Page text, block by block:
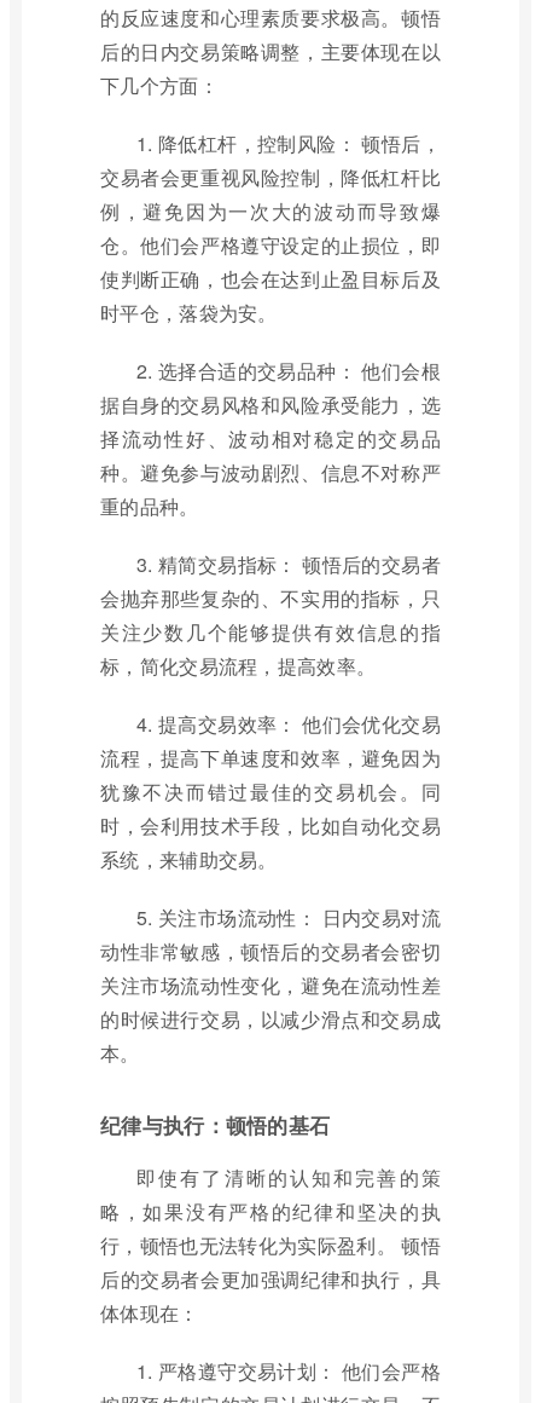
的反应速度和心理素质要求极高。顿悟
后的日内交易策略调整，主要体现在以
下几个方面：
1. 降低杠杆，控制风险： 顿悟后，
交易者会更重视风险控制，降低杠杆比
例，避免因为一次大的波动而导致爆
仓。他们会严格遵守设定的止损位，即
使判断正确，也会在达到止盈目标后及
时平仓，落袋为安。
2. 选择合适的交易品种： 他们会根
据自身的交易风格和风险承受能力，选
择流动性好、波动相对稳定的交易品
种。避免参与波动剧烈、信息不对称严
重的品种。
3. 精简交易指标： 顿悟后的交易者
会抛弃那些复杂的、不实用的指标，只
关注少数几个能够提供有效信息的指
标，简化交易流程，提高效率。
4. 提高交易效率： 他们会优化交易
流程，提高下单速度和效率，避免因为
犹豫不决而错过最佳的交易机会。同
时，会利用技术手段，比如自动化交易
系统，来辅助交易。
5. 关注市场流动性： 日内交易对流
动性非常敏感，顿悟后的交易者会密切
关注市场流动性变化，避免在流动性差
的时候进行交易，以减少滑点和交易成
本。
纪律与执行：顿悟的基石
即使有了清晰的认知和完善的策
略，如果没有严格的纪律和坚决的执
行，顿悟也无法转化为实际盈利。 顿悟
后的交易者会更加强调纪律和执行，具
体体现在：
1. 严格遵守交易计划： 他们会严格